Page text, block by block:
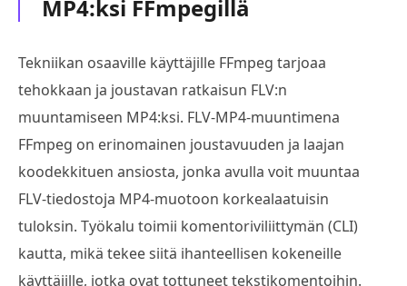
MP4:ksi FFmpegillä
Tekniikan osaaville käyttäjille FFmpeg tarjoaa
tehokkaan ja joustavan ratkaisun FLV:n
muuntamiseen MP4:ksi. FLV-MP4-muuntimena
FFmpeg on erinomainen joustavuuden ja laajan
koodekkituen ansiosta, jonka avulla voit muuntaa
FLV-tiedostoja MP4-muotoon korkealaatuisin
tuloksin. Työkalu toimii komentoriviliittymän (CLI)
kautta, mikä tekee siitä ihanteellisen kokeneille
käyttäjille, jotka ovat tottuneet tekstikomentoihin.